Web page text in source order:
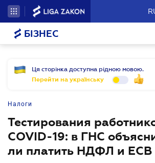
БІЗНЕС
Ця сторінка доступна рідною мовою.
Перейти на українську
Налоги
Тестирования
COVID-19: в ГНС
ли платить НДФЛ и ЕСВ